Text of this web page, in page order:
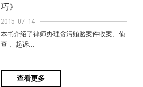
巧》
2015-07-14
本书介绍了律师办理贪污贿赂案件收案、侦
查 、起诉...
查看更多